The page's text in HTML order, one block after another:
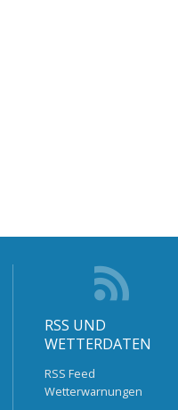
RSS UND
WETTERDATEN
RSS Feed
Wetterwarnungen